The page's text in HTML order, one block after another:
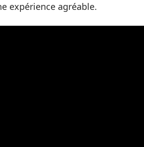
expérience agréable.